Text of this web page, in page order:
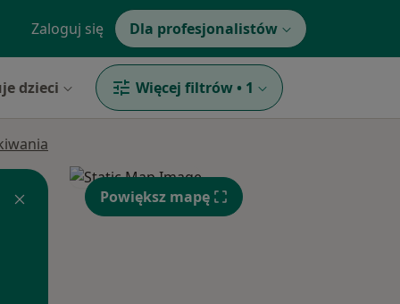
Zaloguj się Dla profesjonalistów
dzieci Więcej filtrów • 1
Powiększ mapę